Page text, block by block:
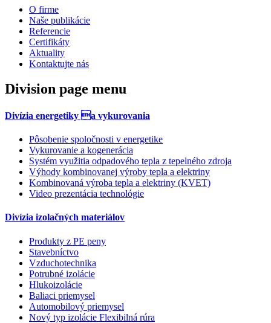
O firme
Naše publikácie
Referencie
Certifikáty
Aktuality
Kontaktujte nás
Division page menu
Divízia energetiky a vykurovania
Pôsobenie spoločnosti v energetike
Vykurovanie a kogenerácia
Systém využitia odpadového tepla z tepelného zdroja
Výhody kombinovanej výroby tepla a elektriny
Kombinovaná výroba tepla a elektriny (KVET)
Video prezentácia technológie
Divízia izolačných materiálov
Produkty z PE peny
Stavebníctvo
Vzduchotechnika
Potrubné izolácie
Hlukoizolácie
Baliaci priemysel
Automobilový priemysel
Nový typ izolácie Flexibilná rúra